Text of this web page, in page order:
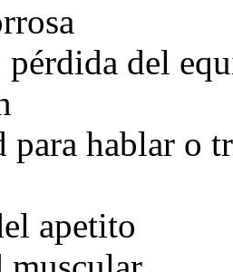
pérdida del
hablar o
apetito